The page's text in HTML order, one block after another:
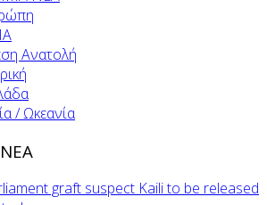
Ανατολή
/ Ωκεανία